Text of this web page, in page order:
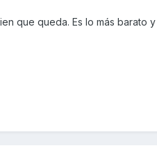
que queda. Es lo más barato